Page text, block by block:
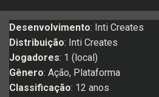
Desenvolvimento: Inti Creates
Distribuição: Inti Creates
Jogadores: 1 (local)
Gênero: Ação, Plataforma
Classificação: 12 anos